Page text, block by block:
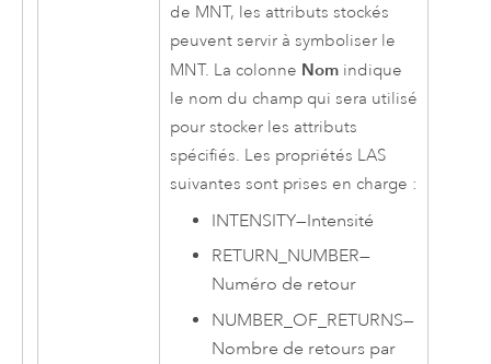
de MNT, les attributs stockés
peuvent servir à symboliser le
MNT. La colonne Nomindique
le nom du champ qui sera utilisé
pour stocker les attributs
spécifiés. Les propriétés LAS
suivantes sont prises en charge :
INTENSITY—Intensité
RETURN_NUMBER—
Numéro de retour
NUMBER_OF_RETURNS—
Nombre de retours par